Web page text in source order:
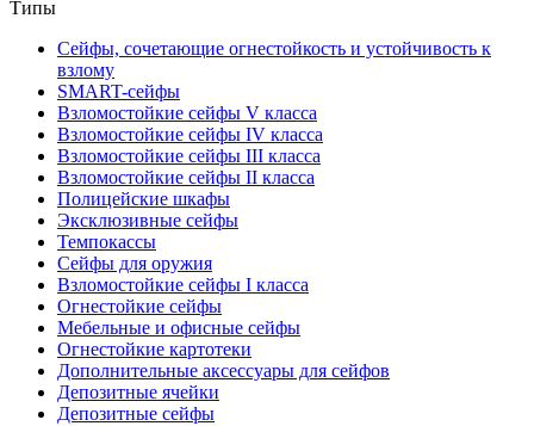
Типы
Сейфы, сочетающие огнестойкость и устойчивость к
взлому
SMART-сейфы
Взломостойкие сейфы V класса
Взломостойкие сейфы IV класса
Взломостойкие сейфы III класса
Взломостойкие сейфы II класса
Полицейские шкафы
Эксклюзивные сейфы
Темпокассы
Сейфы для оружия
Взломостойкие сейфы I класса
Огнестойкие сейфы
Мебельные и офисные сейфы
Огнестойкие картотеки
Дополнительные аксессуары для сейфов
Депозитные ячейки
Депозитные сейфы